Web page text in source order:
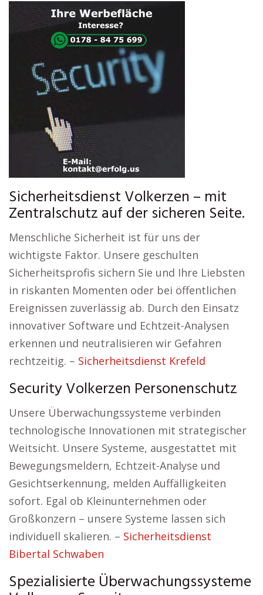
Sicherheitsdienst Volkerzen – mit
Zentralschutz auf der sicheren Seite.
Menschliche Sicherheit ist für uns der
wichtigste Faktor. Unsere geschulten
Sicherheitsprofis sichern Sie und Ihre Liebsten
in riskanten Momenten oder bei öffentlichen
Ereignissen zuverlässig ab. Durch den Einsatz
innovativer Software und Echtzeit-Analysen
erkennen und neutralisieren wir Gefahren
rechtzeitig. – Sicherheitsdienst Krefeld
Security Volkerzen Personenschutz
Unsere Überwachungssysteme verbinden
technologische Innovationen mit strategischer
Weitsicht. Unsere Systeme, ausgestattet mit
Bewegungsmeldern, Echtzeit-Analyse und
Gesichtserkennung, melden Auffälligkeiten
sofort. Egal ob Kleinunternehmen oder
Großkonzern – unsere Systeme lassen sich
individuell skalieren. – Sicherheitsdienst
Bibertal Schwaben
Spezialisierte Überwachungssysteme